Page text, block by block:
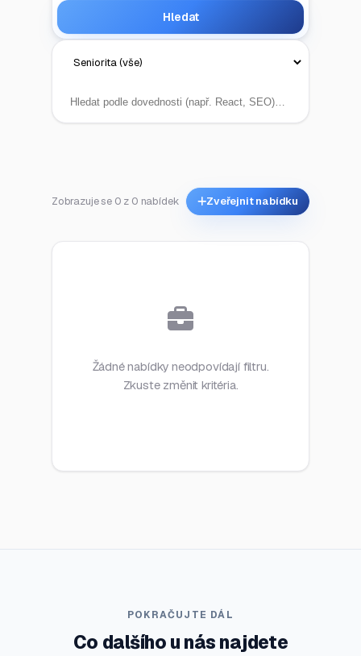
Hledat
Zobrazuje se 0 z 0 nabídek Zveřejnit nabídku
Žádné nabídky neodpovídají filtru.
Zkuste změnit kritéria.
POKRAČUJTE DÁL
Co dalšího u nás najdete